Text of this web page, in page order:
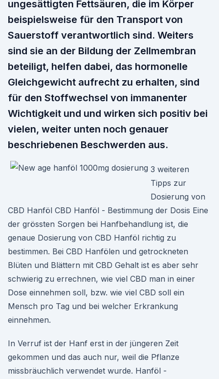
ungesättigten Fettsäuren, die im Körper
beispielsweise für den Transport von
Sauerstoff verantwortlich sind. Weiters
sind sie an der Bildung der Zellmembran
beteiligt, helfen dabei, das hormonelle
Gleichgewicht aufrecht zu erhalten, sind
für den Stoffwechsel von immanenter
Wichtigkeit und und wirken sich positiv bei
vielen, weiter unten noch genauer
beschriebenen Beschwerden aus.
3 weiteren
Tipps zur
Dosierung von
CBD Hanföl CBD Hanföl - Bestimmung der Dosis Eine
der grössten Sorgen bei Hanfbehandlung ist, die
genaue Dosierung von CBD Hanföl richtig zu
bestimmen. Bei CBD Hanfölen und getrockneten
Blüten und Blättern mit CBD Gehalt ist es aber sehr
schwierig zu errechnen, wie viel CBD man in einer
Dose einnehmen soll, bzw. wie viel CBD soll ein
Mensch pro Tag und bei welcher Erkrankung
einnehmen.
In Verruf ist der Hanf erst in der jüngeren Zeit
gekommen und das auch nur, weil die Pflanze
missbräuchlich verwendet wurde. Hanföl -